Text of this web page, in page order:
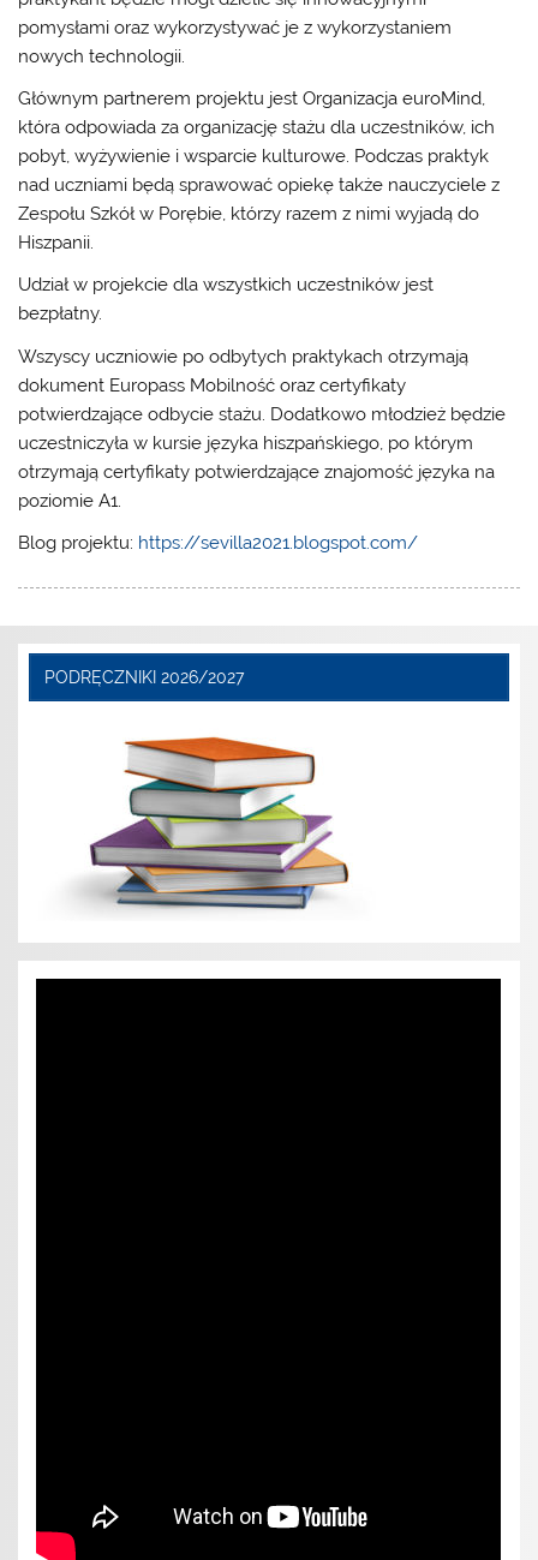
pomysłami oraz wykorzystywać je z wykorzystaniem
nowych technologii.
Głównym partnerem projektu jest Organizacja euroMind,
która odpowiada za organizację stażu dla uczestników, ich
pobyt, wyżywienie i wsparcie kulturowe. Podczas praktyk
nad uczniami będą sprawować opiekę także nauczyciele z
Zespołu Szkół w Porębie, którzy razem z nimi wyjadą do
Hiszpanii.
Udział w projekcie dla wszystkich uczestników jest
bezpłatny.
Wszyscy uczniowie po odbytych praktykach otrzymają
dokument Europass Mobilność oraz certyfikaty
potwierdzające odbycie stażu. Dodatkowo młodzież będzie
uczestniczyła w kursie języka hiszpańskiego, po którym
otrzymają certyfikaty potwierdzające znajomość języka na
poziomie A1.
Blog projektu: https://sevilla2021.blogspot.com/
PODRĘCZNIKI 2026/2027